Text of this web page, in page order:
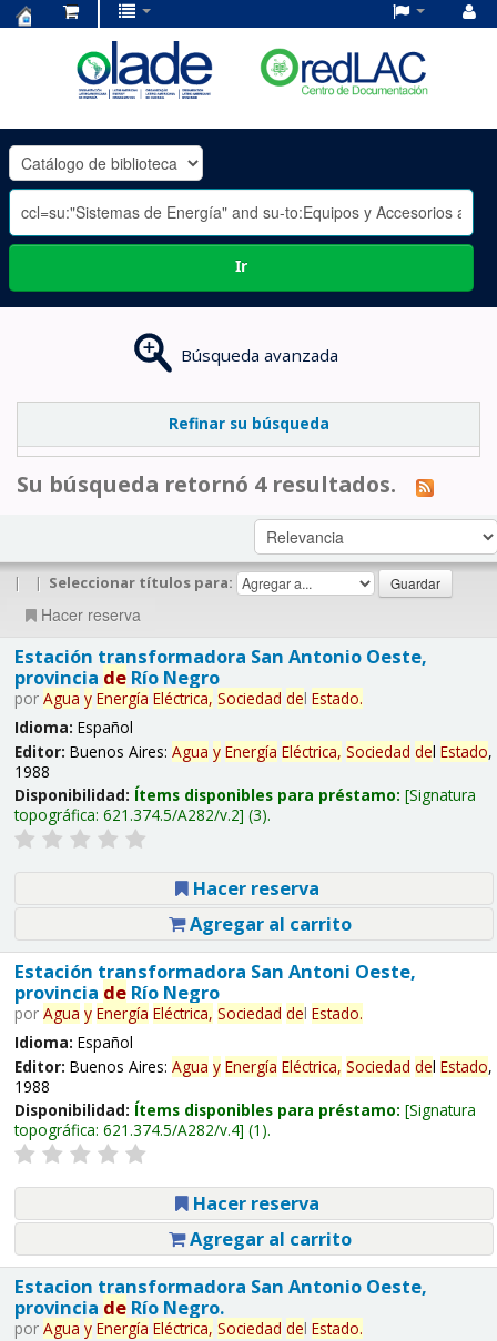
OLADE
-
Ir
Búsqueda avanzada
Refinar su búsqueda
Su búsqueda retornó 4 resultados.
| | Seleccionar títulos para:
Hacer reserva
Estación transformadora San Antonio Oeste,
provincia deRío Negro
por Agua y Energía Eléctrica, Sociedad del Estado.
Idioma: Español
Editor: Buenos Aires: Agua y Energía Eléctrica, Sociedad del Estado,
1988
Disponibilidad: Ítems disponibles para préstamo: Signatura
topográfica: 621.374.5/A282/v.2 (3).
Hacer reserva
Agregar al carrito
Estación transformadora San Antoni Oeste,
provincia deRío Negro
por Agua y Energía Eléctrica, Sociedad del Estado.
Idioma: Español
Editor: Buenos Aires: Agua y Energía Eléctrica, Sociedad del Estado,
1988
Disponibilidad: Ítems disponibles para préstamo: Signatura
topográfica: 621.374.5/A282/v.4 (1).
Hacer reserva
Agregar al carrito
Estacion transformadora San Antonio Oeste,
provincia deRío Negro.
por Agua y Energía Eléctrica, Sociedad del Estado.